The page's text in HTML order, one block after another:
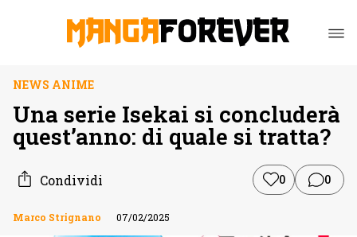
NEWS ANIME
Una serie Isekai si concluderà
quest’anno: di quale si tratta?
Condividi 0 0
Marco Strignano 07/02/2025